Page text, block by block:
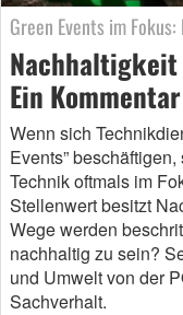
Green Events im
Ein
Wenn sich
Events”
Technik oftmals im
Stellenwert besitzt
Wege werden
nachhaltig zu sein?
und Umwelt von der
Sachverhalt.